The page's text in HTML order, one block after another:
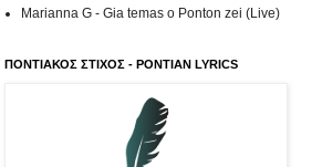
Marianna G - Gia temas o Ponton zei (Live)
ΠΟΝΤΙΑΚΟΣ ΣΤΙΧΟΣ - PONTIAN LYRICS